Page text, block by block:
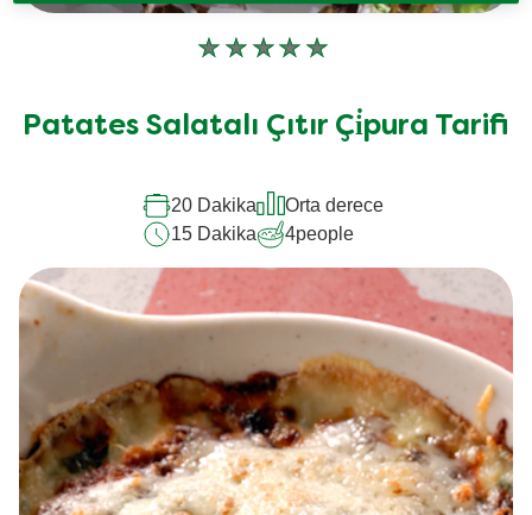
Bu
için
gönderilmedi
Patates Salatalı Çıtır Çi̇pura Tarifi
20 Dakika
Orta derece
15 Dakika
4people